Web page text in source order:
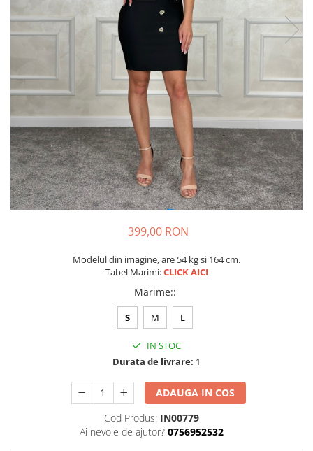
399,00 RON
Modelul din imagine, are 54 kg si 164 cm.
Tabel Marimi:CLICK AICI
Marime::
S M L
IN STOC
Durata de livrare: 1
ADAUGA IN COS
Cod Produs: IN00779
Ai nevoie de ajutor? 0756952532